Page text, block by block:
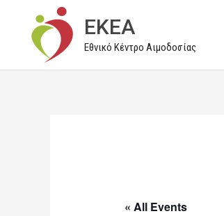
περιεχόμενο
EKEA
Εθνικό Κέντρο Αιμοδοσίας
« All Events